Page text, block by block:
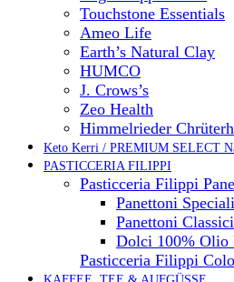
Touchstone Essentials
Ameo Life
Earth’s Natural Clay
HUMCO
J. Crows’s
Zeo Health
Himmelrieder
Keto Kerri / PREMIUM SELECT
PASTICCERIA FILIPPI
Pasticceria Filippi
Panettoni Speciali
Panettoni Classici
Dolci 100% Olio
Pasticceria Filippi